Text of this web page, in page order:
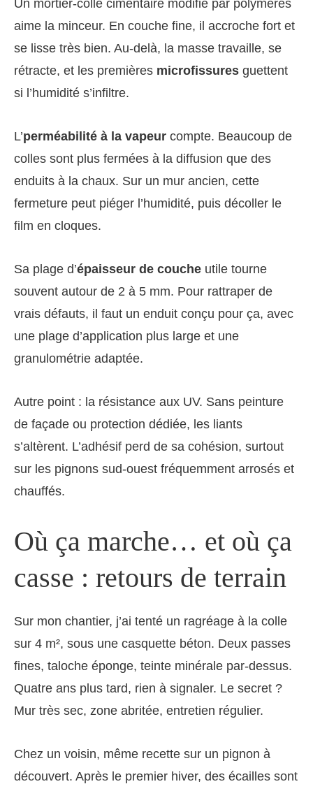
Un mortier-colle cimentaire modifié par polymères
aime la minceur. En couche fine, il accroche fort et
se lisse très bien. Au-delà, la masse travaille, se
rétracte, et les premières microfissures guettent
si l’humidité s’infiltre.
L’perméabilité à la vapeur compte. Beaucoup de
colles sont plus fermées à la diffusion que des
enduits à la chaux. Sur un mur ancien, cette
fermeture peut piéger l’humidité, puis décoller le
film en cloques.
Sa plage d’épaisseur de couche utile tourne
souvent autour de 2 à 5 mm. Pour rattraper de
vrais défauts, il faut un enduit conçu pour ça, avec
une plage d’application plus large et une
granulométrie adaptée.
Autre point : la résistance aux UV. Sans peinture
de façade ou protection dédiée, les liants
s’altèrent. L’adhésif perd de sa cohésion, surtout
sur les pignons sud-ouest fréquemment arrosés et
chauffés.
Où ça marche… et où ça
casse : retours de terrain
Sur mon chantier, j’ai tenté un ragréage à la colle
sur 4 m², sous une casquette béton. Deux passes
fines, taloche éponge, teinte minérale par-dessus.
Quatre ans plus tard, rien à signaler. Le secret ?
Mur très sec, zone abritée, entretien régulier.
Chez un voisin, même recette sur un pignon à
découvert. Après le premier hiver, des écailles sont